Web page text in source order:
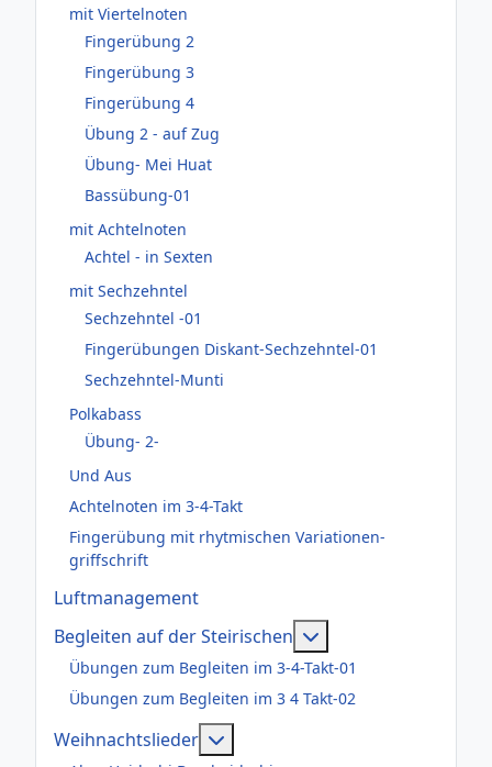
mit Viertelnoten
Fingerübung 2
Fingerübung 3
Fingerübung 4
Übung 2 - auf Zug
Übung- Mei Huat
Bassübung-01
mit Achtelnoten
Achtel - in Sexten
mit Sechzehntel
Sechzehntel -01
Fingerübungen Diskant-Sechzehntel-01
Sechzehntel-Munti
Polkabass
Übung- 2-
Und Aus
Achtelnoten im 3-4-Takt
Fingerübung mit rhytmischen Variationen-
griffschrift
Luftmanagement
Begleiten auf der Steirischen
Übungen zum Begleiten im 3-4-Takt-01
Übungen zum Begleiten im 3 4 Takt-02
Weihnachtslieder